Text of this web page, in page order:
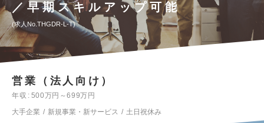
／早期スキルアップ可能
求人No.THGDR-L-T
営業（法人向け）
年収
500万円～699万円
大手企業
新規事業・新サービス 土日祝休み